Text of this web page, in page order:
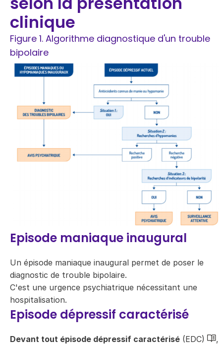
clinique
Figure 1. Algorithme diagnostique d'un trouble
bipolaire
Episode maniaque inaugural
Un épisode maniaque inaugural permet de poser le
diagnostic de trouble bipolaire.
C'est une urgence psychiatrique nécessitant une
hospitalisation.
Episode dépressif caractérisé
Devant tout épisode dépressif caractérisé (EDC)
,